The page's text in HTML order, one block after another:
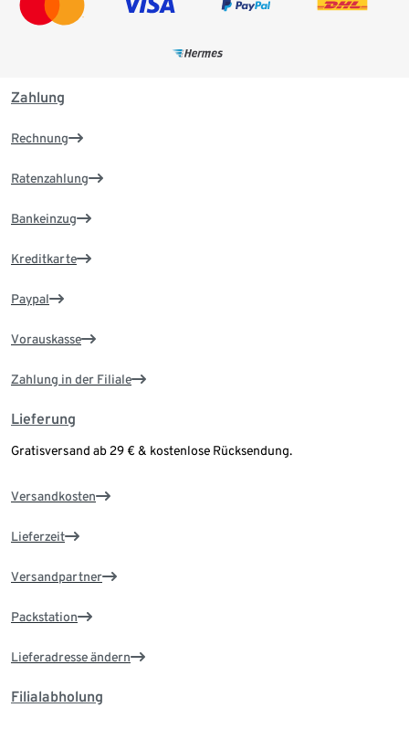
Zahlung
Rechnung
Ratenzahlung
Bankeinzug
Kreditkarte
Paypal
Vorauskasse
Zahlung in der Filiale
Lieferung
Gratisversand ab 29 € & kostenlose Rücksendung.
Versandkosten
Lieferzeit
Versandpartner
Packstation
Lieferadresse ändern
Filialabholung